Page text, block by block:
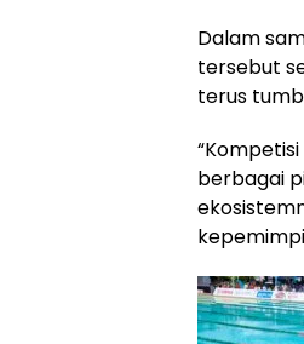
Dalam
tersebut
terus
berbagai